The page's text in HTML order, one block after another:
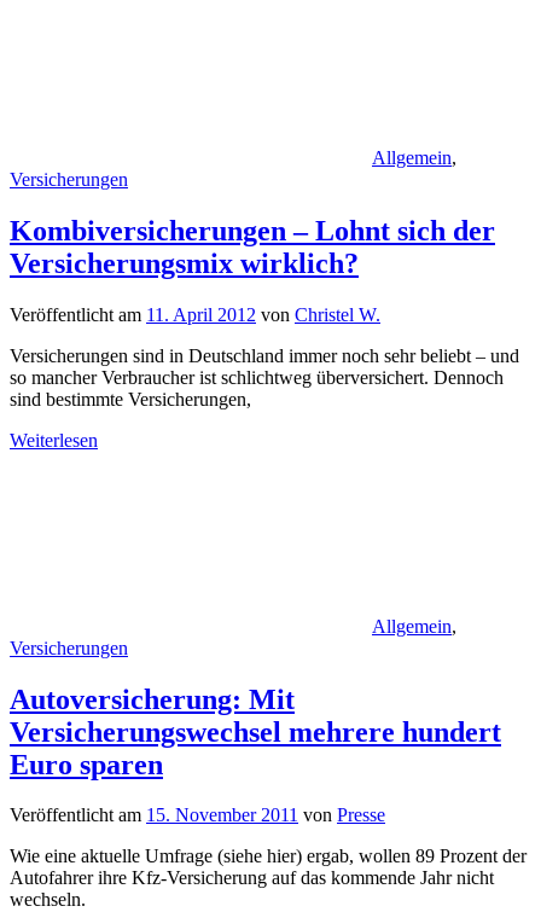
Allgemein,
Versicherungen
Kombiversicherungen – Lohnt sich der
Versicherungsmix wirklich?
Veröffentlicht am 11. April 2012 von Christel W.
Versicherungen sind in Deutschland immer noch sehr beliebt – und
so mancher Verbraucher ist schlichtweg überversichert. Dennoch
sind bestimmte Versicherungen,
Weiterlesen
Allgemein,
Versicherungen
Autoversicherung: Mit
Versicherungswechsel mehrere hundert
Euro sparen
Veröffentlicht am 15. November 2011 von Presse
Wie eine aktuelle Umfrage (siehe hier) ergab, wollen 89 Prozent der
Autofahrer ihre Kfz-Versicherung auf das kommende Jahr nicht
wechseln.